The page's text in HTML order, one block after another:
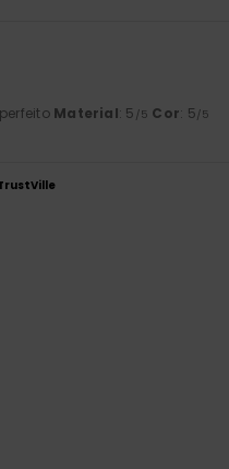
Material: 5 /5 Cor: 5/5